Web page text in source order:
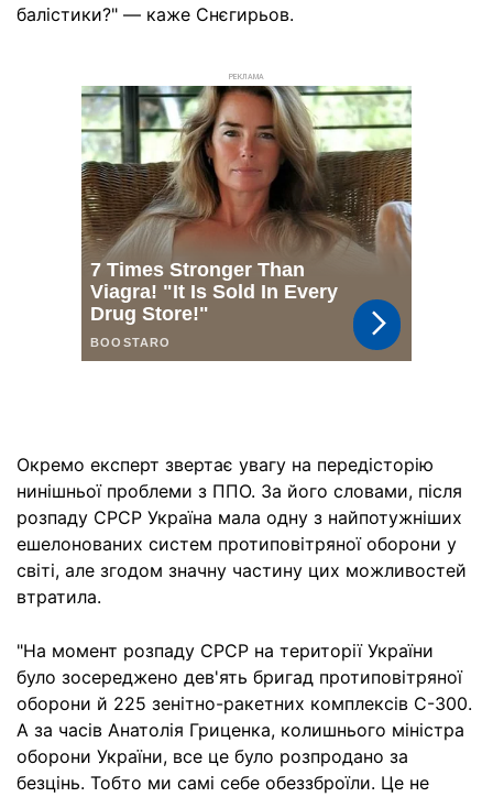
балістики?" — каже Снєгирьов.
РЕКЛАМА
Окремо експерт звертає увагу на передісторію
нинішньої проблеми з ППО. За його словами, після
розпаду СРСР Україна мала одну з найпотужніших
ешелонованих систем протиповітряної оборони у
світі, але згодом значну частину цих можливостей
втратила.
"На момент розпаду СРСР на території України
було зосереджено дев'ять бригад протиповітряної
оборони й 225 зенітно-ракетних комплексів С-300.
А за часів Анатолія Гриценка, колишнього міністра
оборони України, все це було розпродано за
безцінь. Тобто ми самі себе обеззброїли. Це не